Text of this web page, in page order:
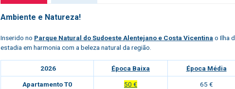
Ambiente e Natureza!
Inserido no Parque Natural do Sudoeste Alentejano e Costa Vicentina o Ilha
estadia em harmonia com a beleza natural da região.
2026 Época Baixa Época Média
Apartamento T0 50 € 65 €